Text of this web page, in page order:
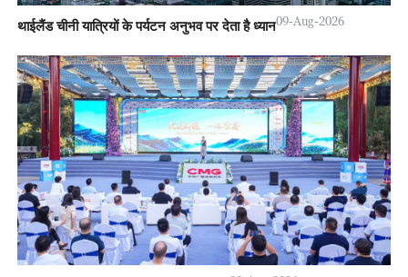
थाईलैंड चीनी यात्रियों के पर्यटन अनुभव पर देता है ध्यान09-Aug-2026